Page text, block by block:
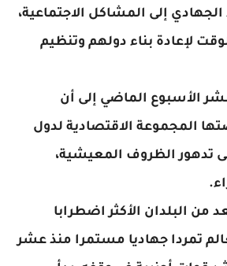
الجهادي إلى المشاكل الاجتماعية،
لإعادة بناء دولهم وتنظيم
الأسبوع الماضي إلى أن
المجموعة الاقتصادية لدول
تدهور الظروف المعيشية،
من البلدان الأكثر اضطرابا
تمردا جهاديا مستمرا منذ عشر